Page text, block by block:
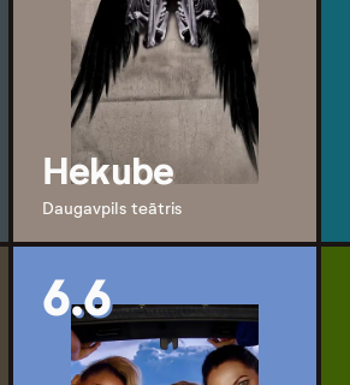
Hekube
Daugavpils teātris
6.6